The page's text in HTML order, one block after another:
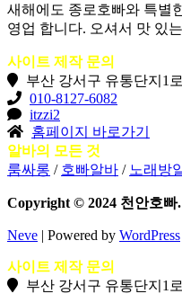
뉴
메
뉴
새해에도 종로호빠와 특별
영업 합니다. 오셔서 맛 있
사이트 제작 문의
부산 강서구 유통단지1
010-8127-6082
itzzi2
홈페이지 바로가기
알바의 모든 것
룸싸롱 / 호빠알바 / 노래방
Copyright © 2024 천안호빠
Neve | Powered by WordPress
사이트 제작 문의
부산 강서구 유통단지1